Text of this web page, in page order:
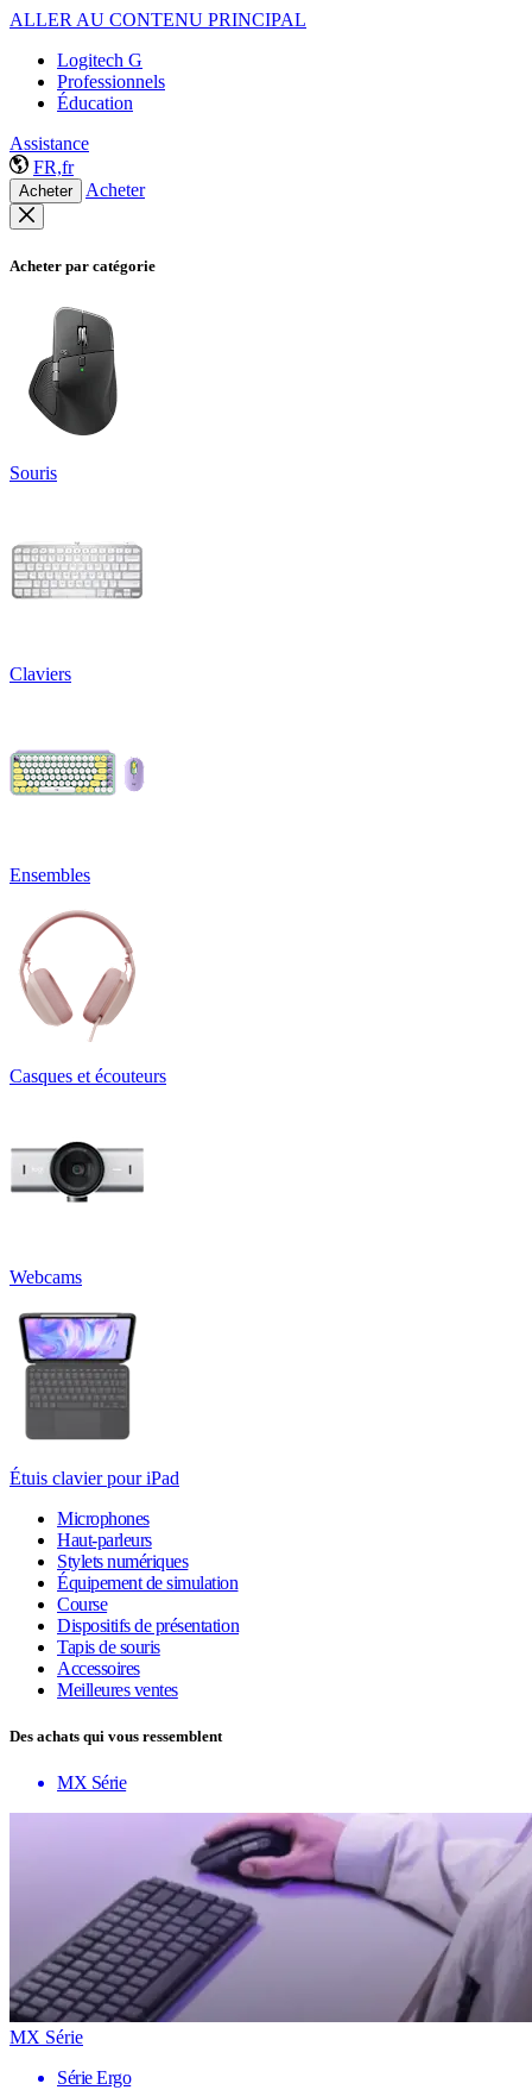
ALLER AU CONTENU PRINCIPAL
Logitech G
Professionnels
Éducation
Assistance
FR,fr
Acheter Acheter
Acheter par catégorie
Souris
Claviers
Ensembles
Casques et écouteurs
Webcams
Étuis clavier pour iPad
Microphones
Haut-parleurs
Stylets numériques
Équipement de simulation
Course
Dispositifs de présentation
Tapis de souris
Accessoires
Meilleures ventes
Des achats qui vous ressemblent
MX Série
MX Série
Série Ergo